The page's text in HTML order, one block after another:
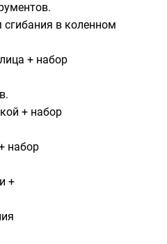
в коленном
+ набор
+ набор
набор
+